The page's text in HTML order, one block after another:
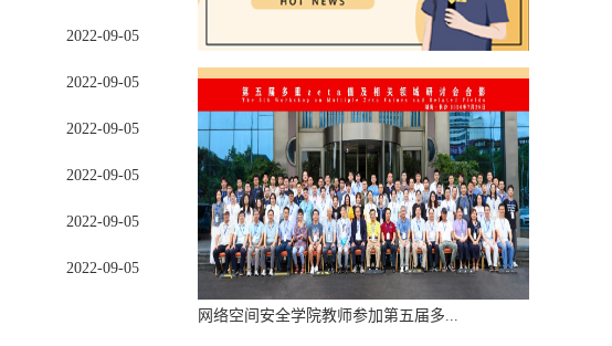
2022-09-05
2022-09-05
2022-09-05
2022-09-05
2022-09-05
2022-09-05
网络空间安全学院教师参加第五届多...